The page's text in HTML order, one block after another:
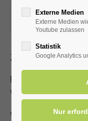
22.07.2026, 15:00
ORT: KURHALLE
Zutritt mit gültiger
Es steht nur eine
Verfügung!
Veranstalter:
Externe Medien
Externe Medien
Youtube zulassen
Statistik
Google Analytics